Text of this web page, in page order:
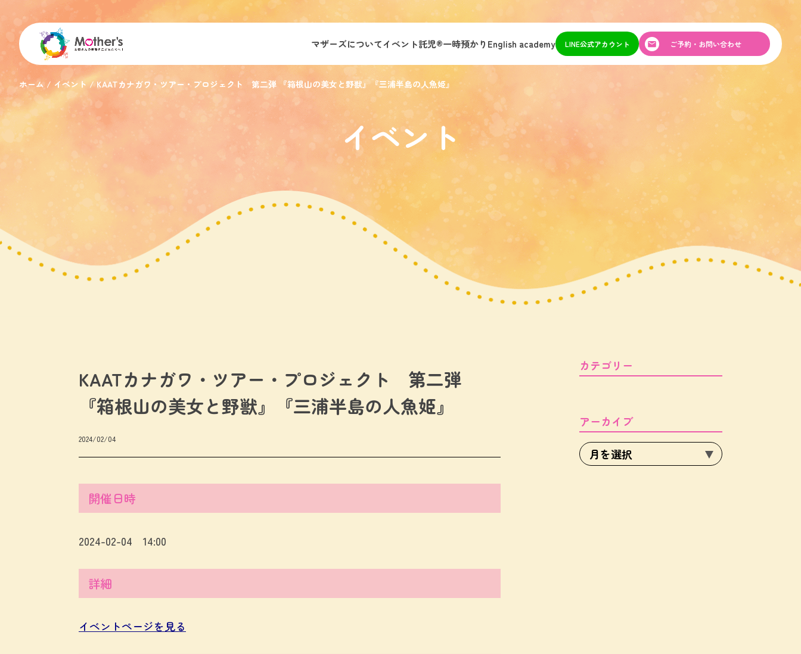
マザーズについてイベント託児®︎一時預かり English academy LINE公式アカウント ご予約・お問い合わせ
ホーム イベント KAATカナガワ・ツアー・プロジェクト 第二弾 『箱根山の美女と野獣』『三浦半島の人魚姫』
イベント
KAATカナガワ・ツアー・プロジェクト 第二弾
『箱根山の美女と野獣』『三浦半島の人魚姫』
2024/02/04
開催日時
2024-02-04 14:00
詳細
イベントページを見る
カテゴリー
アーカイブ